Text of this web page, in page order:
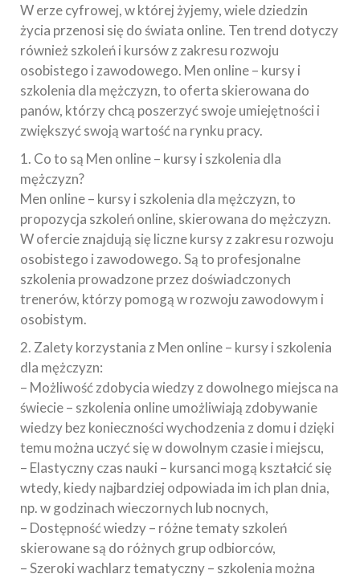
W erze cyfrowej, w której żyjemy, wiele dziedzin
życia przenosi się do świata online. Ten trend dotyczy
również szkoleń i kursów z zakresu rozwoju
osobistego i zawodowego. Men online – kursy i
szkolenia dla mężczyzn, to oferta skierowana do
panów, którzy chcą poszerzyć swoje umiejętności i
zwiększyć swoją wartość na rynku pracy.
1. Co to są Men online – kursy i szkolenia dla
mężczyzn?
Men online – kursy i szkolenia dla mężczyzn, to
propozycja szkoleń online, skierowana do mężczyzn.
W ofercie znajdują się liczne kursy z zakresu rozwoju
osobistego i zawodowego. Są to profesjonalne
szkolenia prowadzone przez doświadczonych
trenerów, którzy pomogą w rozwoju zawodowym i
osobistym.
2. Zalety korzystania z Men online – kursy i szkolenia
dla mężczyzn:
– Możliwość zdobycia wiedzy z dowolnego miejsca na
świecie – szkolenia online umożliwiają zdobywanie
wiedzy bez konieczności wychodzenia z domu i dzięki
temu można uczyć się w dowolnym czasie i miejscu,
– Elastyczny czas nauki – kursanci mogą kształcić się
wtedy, kiedy najbardziej odpowiada im ich plan dnia,
np. w godzinach wieczornych lub nocnych,
– Dostępność wiedzy – różne tematy szkoleń
skierowane są do różnych grup odbiorców,
– Szeroki wachlarz tematyczny – szkolenia można